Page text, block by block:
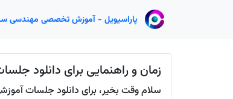
پاراسیویل - آموزش تخصصی مهندسی
زمان و راهنمایی برای دانلود
سلام وقت بخیر، برای دانلود جلسات